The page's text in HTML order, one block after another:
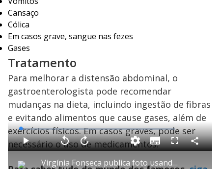
Cansaço
Cólica
Em casos grave, sangue nas fezes
Gases
Tratamento
Para melhorar a distensão abdominal, o
gastroenterologista pode recomendar
mudanças na dieta, incluindo ingestão de fibras
e evitando alimentos que cause gases, além de
exercícios físicos. Em casos graves, pode ser
necessário o uso de medicamentos.
Virgínia Fonseca publica foto usando coleira com nome de Vini Jr. e Balanço Geral repercute
P V
t
A
n
L
o
a
d
e
:
2
S
u
b
i
t
F
l
C
o
a